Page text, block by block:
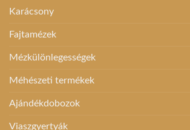
Karácsony
Fajtamézek
Mézkülönlegességek
Méhészeti termékek
Ajándékdobozok
Viaszgyertyák